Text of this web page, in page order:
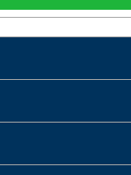
sodass die
Fase für sauberes
Beschichtung schützt